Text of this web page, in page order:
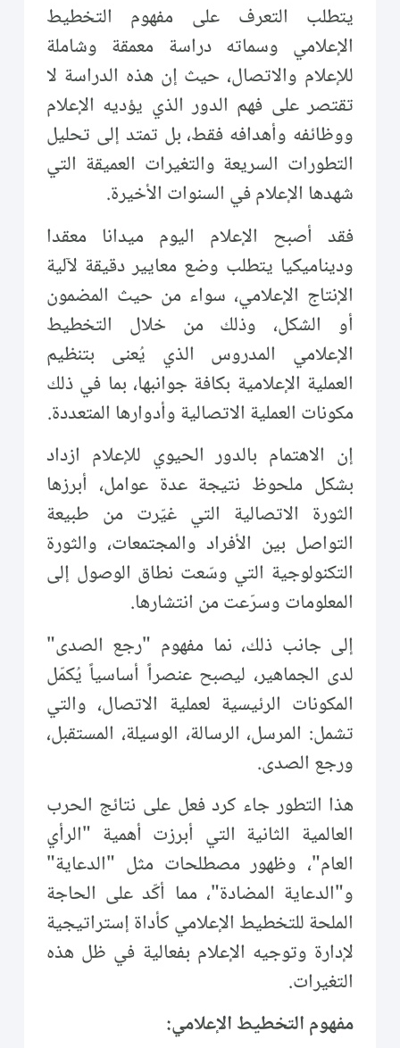
يتطلب التعرف على مفهوم التخطيط
الإعلامي وسماته دراسة معمقة وشاملة
للإعلام والاتصال، حيث إن هذه الدراسة لا
تقتصر على فهم الدور الذي يؤديه الإعلام
ووظائفه وأهدافه فقط، بل تمتد إلى تحليل
التطورات السريعة والتغيرات العميقة التي
شهدها الإعلام في السنوات الأخيرة.
فقد أصبح الإعلام اليوم ميدانا معقدا
وديناميكيا يتطلب وضع معايير دقيقة لآلية
الإنتاج الإعلامي، سواء من حيث المضمون
أو الشكل، وذلك من خلال التخطيط
الإعلامي المدروس الذي يُعنى بتنظيم
العملية الإعلامية بكافة جوانبها، بما في ذلك
مكونات العملية الاتصالية وأدوارها المتعددة.
إن الاهتمام بالدور الحيوي للإعلام ازداد
بشكل ملحوظ نتيجة عدة عوامل، أبرزها
الثورة الاتصالية التي غيّرت من طبيعة
التواصل بين الأفراد والمجتمعات، والثورة
التكنولوجية التي وسّعت نطاق الوصول إلى
المعلومات وسرّعت من انتشارها.
إلى جانب ذلك، نما مفهوم "رجع الصدى"
لدى الجماهير، ليصبح عنصراً أساسياً يُكمّل
المكونات الرئيسية لعملية الاتصال، والتي
تشمل: المرسل، الرسالة، الوسيلة، المستقبل،
ورجع الصدى.
هذا التطور جاء كرد فعل على نتائج الحرب
العالمية الثانية التي أبرزت أهمية "الرأي
العام"، وظهور مصطلحات مثل "الدعاية"
و"الدعاية المضادة"، مما أكّد على الحاجة
الملحة للتخطيط الإعلامي كأداة إستراتيجية
لإدارة وتوجيه الإعلام بفعالية في ظل هذه
التغيرات.
مفهوم التخطيط الإعلامي: